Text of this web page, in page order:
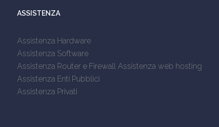
ASSISTENZA
Assistenza Hardware
Assistenza Software
Assistenza Router e Firewall Assistenza web hosting
Assistenza Enti Pubblici
Assistenza Privati